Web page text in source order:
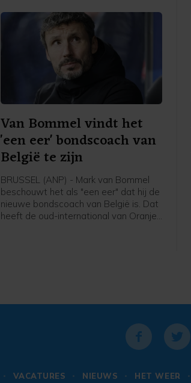
Van Bommel vindt het
'een eer' bondscoach van
België te zijn
BRUSSEL (ANP) - Mark van Bommel
beschouwt het als "een eer" dat hij de
nieuwe bondscoach van België is. Dat
heeft de oud-international van Oranje
VACATURES NIEUWS HET WEER